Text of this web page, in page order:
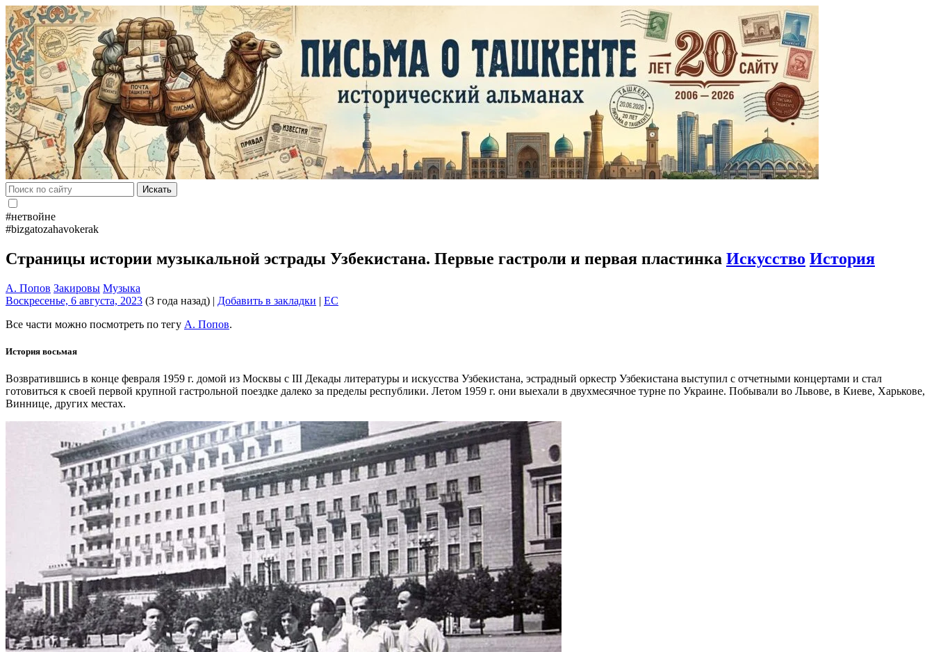
Искать
#нетвойне
#bizgatozahavokerak
Страницы истории музыкальной эстрады Узбекистана. Первые гастроли и первая пластинка Искусство История
А. Попов Закировы Музыка
Воскресенье, 6 августа, 2023 (3 года назад) | Добавить в закладки | EC
Все части можно посмотреть по тегу А. Попов.
История восьмая
Возвратившись в конце февраля 1959 г. домой из Москвы с III Декады литературы и искусства Узбекистана, эстрадный оркестр Узбекистана выступил с отчетными концертами и стал
готовиться к своей первой крупной гастрольной поездке далеко за пределы республики. Летом 1959 г. они выехали в двухмесячное турне по Украине. Побывали во Львове, в Киеве, Харькове,
Виннице, других местах.